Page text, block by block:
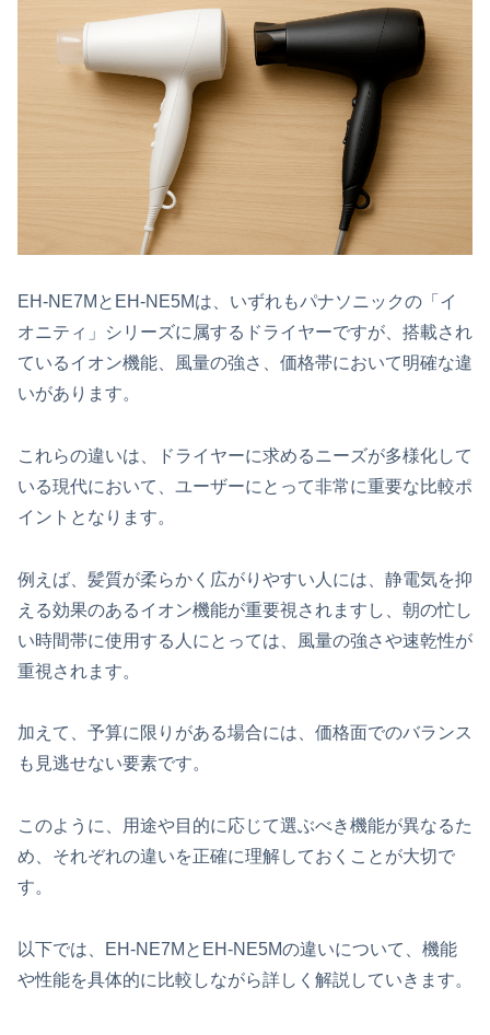
EH-NE7MとEH-NE5Mは、いずれもパナソニックの「イ
オニティ」シリーズに属するドライヤーですが、搭載され
ているイオン機能、風量の強さ、価格帯において明確な違
いがあります。
これらの違いは、ドライヤーに求めるニーズが多様化して
いる現代において、ユーザーにとって非常に重要な比較ポ
イントとなります。
例えば、髪質が柔らかく広がりやすい人には、静電気を抑
える効果のあるイオン機能が重要視されますし、朝の忙し
い時間帯に使用する人にとっては、風量の強さや速乾性が
重視されます。
加えて、予算に限りがある場合には、価格面でのバランス
も見逃せない要素です。
このように、用途や目的に応じて選ぶべき機能が異なるた
め、それぞれの違いを正確に理解しておくことが大切で
す。
以下では、EH-NE7MとEH-NE5Mの違いについて、機能
や性能を具体的に比較しながら詳しく解説していきます。